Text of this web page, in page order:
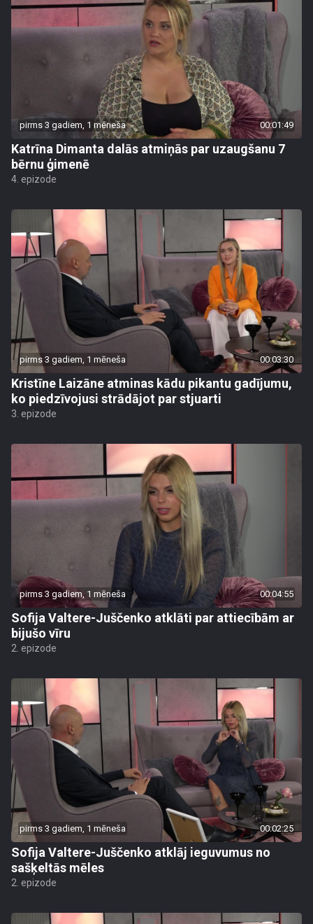
pirms 3 gadiem, 1 mēneša 00:01:49
Katrīna Dimanta dalās atmiņās par uzaugšanu 7
bērnu ģimenē
4. epizode
pirms 3 gadiem, 1 mēneša 00:03:30
Kristīne Laizāne atminas kādu pikantu gadījumu,
ko piedzīvojusi strādājot par stjuarti
3. epizode
pirms 3 gadiem, 1 mēneša 00:04:55
Sofija Valtere-Juščenko atklāti par attiecībām ar
bijušo vīru
2. epizode
pirms 3 gadiem, 1 mēneša 00:02:25
Sofija Valtere-Juščenko atklāj ieguvumus no
sašķeltās mēles
2. epizode